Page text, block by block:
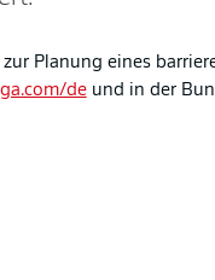
Planung eines
deund in der